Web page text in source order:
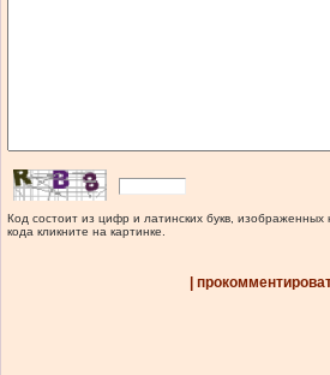
Код состоит из цифр и латинских букв, изображенных
кода кликните на картинке.
|